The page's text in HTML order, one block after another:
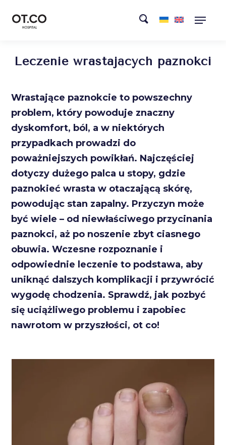
Leczenie wrastających paznokci
Wrastające paznokcie to powszechny
problem, który powoduje znaczny
dyskomfort, ból, a w niektórych
przypadkach prowadzi do
poważniejszych powikłań. Najczęściej
dotyczy dużego palca u stopy, gdzie
paznokieć wrasta w otaczającą skórę,
powodując stan zapalny. Przyczyn może
być wiele – od niewłaściwego przycinania
paznokci, aż po noszenie zbyt ciasnego
obuwia. Wczesne rozpoznanie i
odpowiednie leczenie to podstawa, aby
uniknąć dalszych komplikacji i przywrócić
wygodę chodzenia. Sprawdź, jak pozbyć
się uciążliwego problemu i zapobiec
nawrotom w przyszłości, ot co!